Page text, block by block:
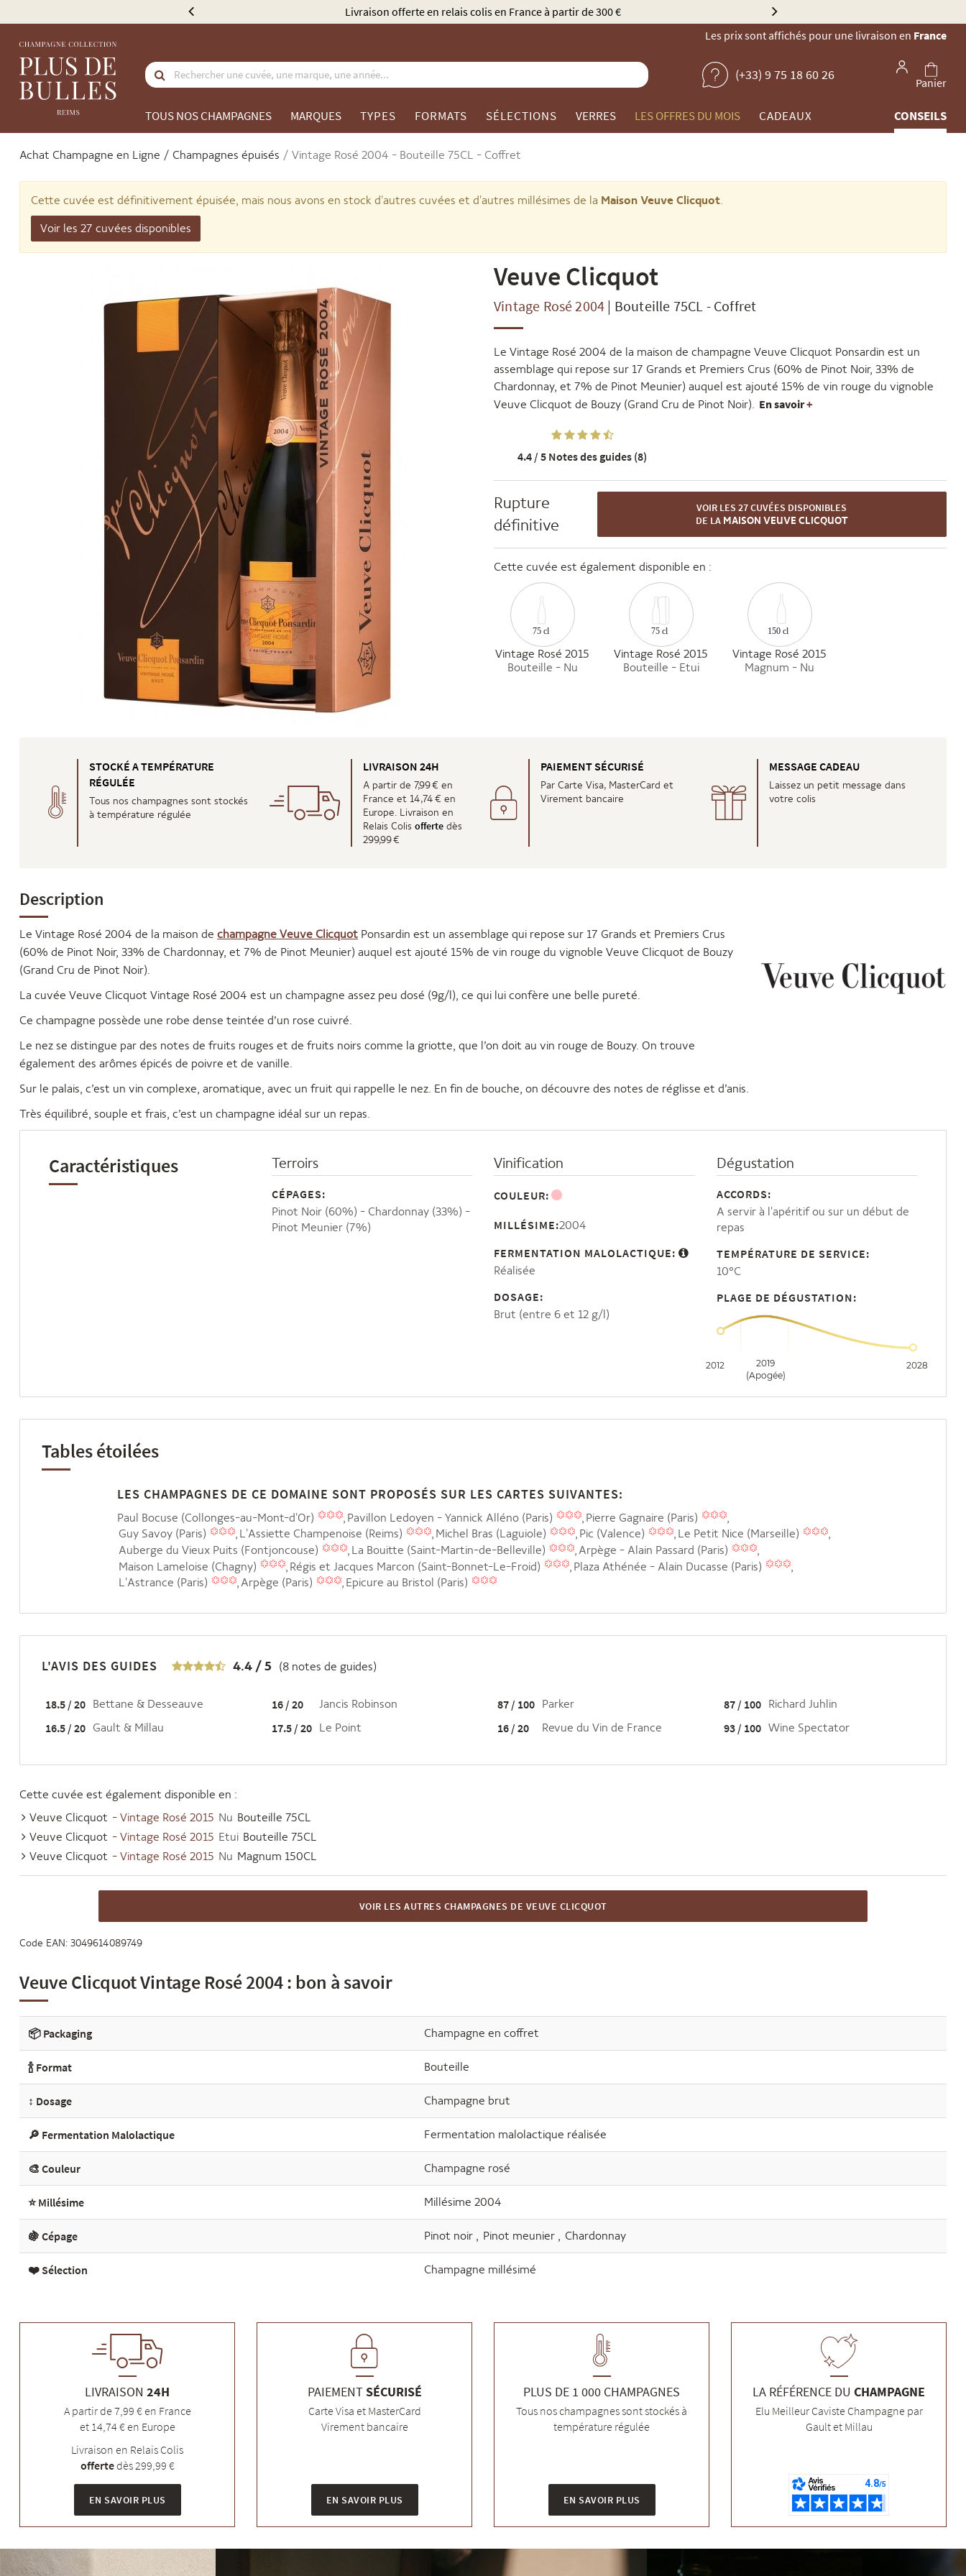
Élu Meilleur Caviste Champagne par Gault & Millau
Les prix sont affichés pour une livraison en France
(+33) 9 75 18 60 26
Panier
TOUS NOS CHAMPAGNES MARQUES TYPES FORMATS SÉLECTIONS VERRES LES OFFRES DU MOIS CADEAUX CONSEILS
Achat Champagne en Ligne Champagnes épuisés Vintage Rosé 2004 - Bouteille 75CL - Coffret
Cette cuvée est définitivement épuisée, mais nous avons en stock d'autres cuvées et d'autres millésimes de la Maison Veuve Clicquot.
Voir les 27 cuvées disponibles
Veuve Clicquot
Vintage Rosé 2004 | Bouteille 75CL - Coffret
Le Vintage Rosé 2004 de la maison de champagne Veuve Clicquot Ponsardin est un
assemblage qui repose sur 17 Grands et Premiers Crus (60% de Pinot Noir, 33% de
Chardonnay, et 7% de Pinot Meunier) auquel est ajouté 15% de vin rouge du vignoble
Veuve Clicquot de Bouzy (Grand Cru de Pinot Noir). En savoir+
4.4 / 5Notes des guides (8)
Rupture
définitive
VOIR LES 27 CUVÉES DISPONIBLES
DE LA MAISON VEUVE CLICQUOT
Cette cuvée est également disponible en :
75 cl
Vintage Rosé 2015
Bouteille - Nu
75 cl
Vintage Rosé 2015
Bouteille - Etui
150 cl
Vintage Rosé 2015
Magnum - Nu
STOCKÉ A TEMPÉRATURE
RÉGULÉE
Tous nos champagnes sont stockés
à température régulée
LIVRAISON 24H
A partir de 7,99 € en
France et 14,74 € en
Europe. Livraison en
Relais Colisofferte dès
299,99 €
PAIEMENT SÉCURISÉ
Par Carte Visa, MasterCard et
Virement bancaire
MESSAGE CADEAU
Laissez un petit message dans
votre colis
Description
Le Vintage Rosé 2004 de la maison de champagne Veuve Clicquot Ponsardin est un assemblage qui repose sur 17 Grands et Premiers Crus
(60% de Pinot Noir, 33% de Chardonnay, et 7% de Pinot Meunier) auquel est ajouté 15% de vin rouge du vignoble Veuve Clicquot de Bouzy
(Grand Cru de Pinot Noir).
La cuvée Veuve Clicquot Vintage Rosé 2004 est un champagne assez peu dosé (9g/l), ce qui lui confère une belle pureté.
Ce champagne possède une robe dense teintée d’un rose cuivré.
Le nez se distingue par des notes de fruits rouges et de fruits noirs comme la griotte, que l’on doit au vin rouge de Bouzy. On trouve
également des arômes épicés de poivre et de vanille.
Sur le palais, c’est un vin complexe, aromatique, avec un fruit qui rappelle le nez. En fin de bouche, on découvre des notes de réglisse et d’anis.
Très équilibré, souple et frais, c’est un champagne idéal sur un repas.
Caractéristiques Terroirs
CÉPAGES:
Pinot Noir (60%)
Chardonnay (33%)
Pinot Meunier (7%)
Vinification
COULEUR:
MILLÉSIME:2004
FERMENTATION MALOLACTIQUE:
Réalisée
DOSAGE:
Brut (entre 6 et 12 g/l)
Dégustation
ACCORDS:
A servir à l'apéritif ou sur un début de
repas
TEMPÉRATURE DE SERVICE:
10°C
PLAGE DE DÉGUSTATION:
2012
2019
(Apogée)
2028
Tables étoilées
LES CHAMPAGNES DE CE DOMAINE SONT PROPOSÉS SUR LES CARTES SUIVANTES:
Paul Bocuse (Collonges-au-Mont-d'Or) Pavillon Ledoyen - Yannick Alléno (Paris)
Pierre Gagnaire (Paris)
Guy Savoy (Paris)
L'Assiette Champenoise (Reims) Michel Bras (Laguiole) Pic (Valence)
Le Petit Nice (Marseille)
Auberge du Vieux Puits (Fontjoncouse)
La Bouitte (Saint-Martin-de-Belleville)
Arpège - Alain Passard (Paris)
Maison Lameloise (Chagny)
Régis et Jacques Marcon (Saint-Bonnet-Le-Froid)
Plaza Athénée - Alain Ducasse (Paris)
L'Astrance (Paris)
Arpège (Paris) Epicure au Bristol (Paris)
L'AVIS DES GUIDES 4.4 /5 (8 notes de guides)
18.5 / 20 Bettane & Desseauve
16.5 / 20 Gault & Millau
16 / 20 Jancis Robinson
17.5 / 20 Le Point
87 / 100 Parker
16 / 20 Revue du Vin de France
87 / 100 Richard Juhlin
93 / 100 Wine Spectator
Cette cuvée est également disponible en :
Veuve Clicquot - Vintage Rosé 2015 Nu Bouteille 75CL
Veuve Clicquot - Vintage Rosé 2015 Etui Bouteille 75CL
Veuve Clicquot - Vintage Rosé 2015 Nu Magnum 150CL
VOIR LES AUTRES CHAMPAGNES DE VEUVE CLICQUOT
Code EAN: 3049614089749
Veuve Clicquot Vintage Rosé 2004 : bon à savoir
📦 Packaging Champagne en coffret
🍾 Format Bouteille
↕️ Dosage Champagne brut
🔎 Fermentation Malolactique Fermentation malolactique réalisée
🎨 Couleur Champagne rosé
⭐ Millésime Millésime 2004
🍇 Cépage Pinot noir Pinot meunier Chardonnay
❤️ Sélection Champagne millésimé
LIVRAISON 24H
A partir de 7,99 € en France
et 14,74 € en Europe
Livraison en Relais Colis
offertedès 299,99 €
EN SAVOIR PLUS
PAIEMENTSÉCURISÉ
Carte Visa et MasterCard
Virement bancaire
EN SAVOIR PLUS
PLUS DE 1 000 CHAMPAGNES
Tous nos champagnes sont stockés à
température régulée
EN SAVOIR PLUS
LA RÉFÉRENCE DU CHAMPAGNE
Elu Meilleur Caviste Champagne par
Gault et Millau